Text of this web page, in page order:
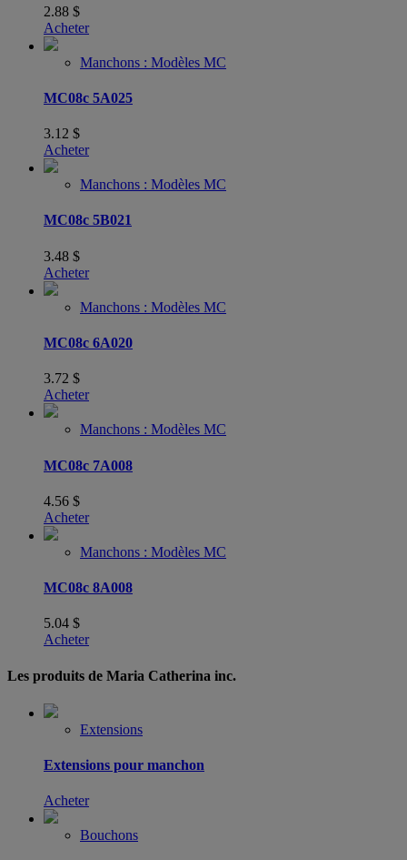
2.88 $
Acheter
Manchons : Modèles MC
MC08c 5A025
3.12 $
Acheter
Manchons : Modèles MC
MC08c 5B021
3.48 $
Acheter
Manchons : Modèles MC
MC08c 6A020
3.72 $
Acheter
Manchons : Modèles MC
MC08c 7A008
4.56 $
Acheter
Manchons : Modèles MC
MC08c 8A008
5.04 $
Acheter
Les produits de Maria Catherina inc.
Extensions
Extensions pour manchon
Acheter
Bouchons